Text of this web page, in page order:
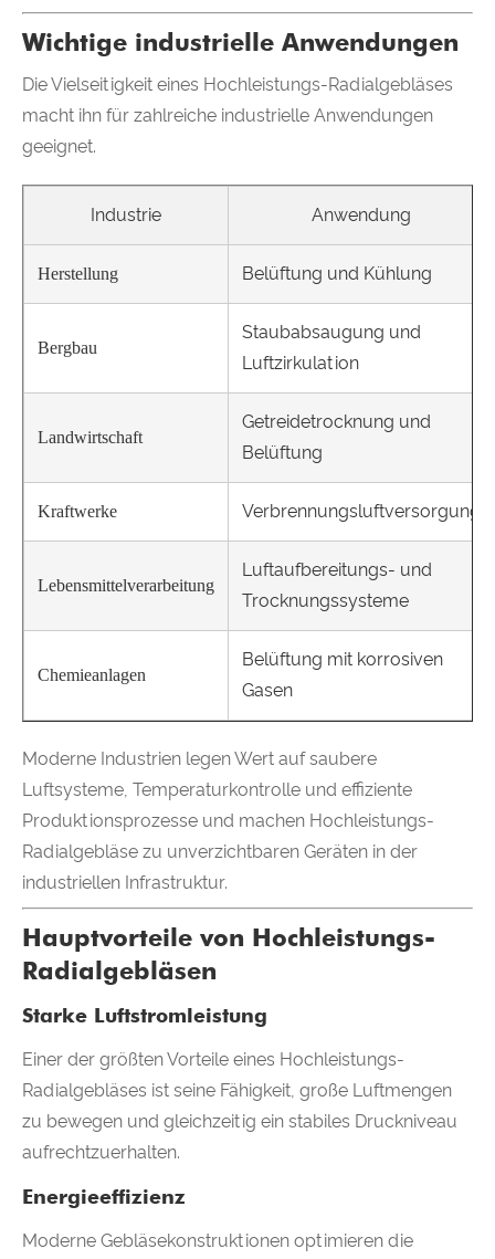
Wichtige industrielle Anwendungen
Die Vielseitigkeit eines Hochleistungs-Radialgebläses
macht ihn für zahlreiche industrielle Anwendungen
geeignet.
Industrie Anwendung
Herstellung Belüftung und Kühlung
Bergbau
Staubabsaugung und
Luftzirkulation
Landwirtschaft
Getreidetrocknung und
Belüftung
Kraftwerke Verbrennungsluftversorgung
Lebensmittelverarbeitung
Luftaufbereitungs- und
Trocknungssysteme
Chemieanlagen
Belüftung mit korrosiven
Gasen
Moderne Industrien legen Wert auf saubere
Luftsysteme, Temperaturkontrolle und effiziente
Produktionsprozesse und machen Hochleistungs-
Radialgebläse zu unverzichtbaren Geräten in der
industriellen Infrastruktur.
Hauptvorteile von Hochleistungs-
Radialgebläsen
Starke Luftstromleistung
Einer der größten Vorteile eines Hochleistungs-
Radialgebläses ist seine Fähigkeit, große Luftmengen
zu bewegen und gleichzeitig ein stabiles Druckniveau
aufrechtzuerhalten.
Energieeffizienz
Moderne Gebläsekonstruktionen optimieren die